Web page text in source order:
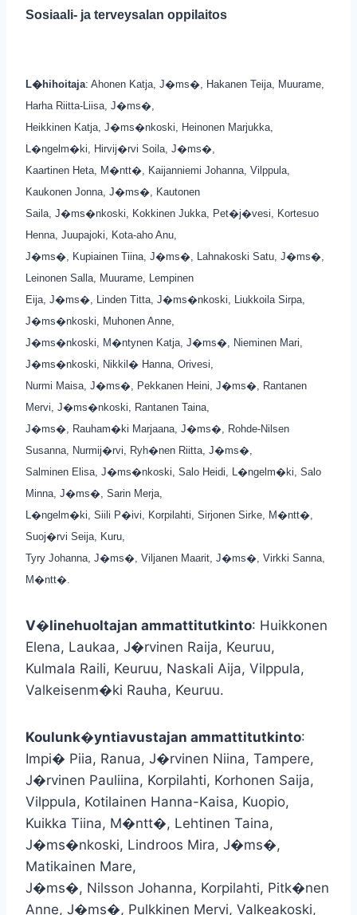
Sosiaali- ja terveysalan oppilaitos
L�hihoitaja: Ahonen Katja, J�ms�, Hakanen Teija, Muurame,
Harha Riitta-Liisa, J�ms�,
Heikkinen Katja, J�ms�nkoski, Heinonen Marjukka,
L�ngelm�ki, Hirvij�rvi Soila, J�ms�,
Kaartinen Heta, M�ntt�, Kaijanniemi Johanna, Vilppula,
Kaukonen Jonna, J�ms�, Kautonen
Saila, J�ms�nkoski, Kokkinen Jukka, Pet�j�vesi, Kortesuo
Henna, Juupajoki, Kota-aho Anu,
J�ms�, Kupiainen Tiina, J�ms�, Lahnakoski Satu, J�ms�,
Leinonen Salla, Muurame, Lempinen
Eija, J�ms�, Linden Titta, J�ms�nkoski, Liukkoila Sirpa,
J�ms�nkoski, Muhonen Anne,
J�ms�nkoski, M�ntynen Katja, J�ms�, Nieminen Mari,
J�ms�nkoski, Nikkil� Hanna, Orivesi,
Nurmi Maisa, J�ms�, Pekkanen Heini, J�ms�, Rantanen
Mervi, J�ms�nkoski, Rantanen Taina,
J�ms�, Rauham�ki Marjaana, J�ms�, Rohde-Nilsen
Susanna, Nurmij�rvi, Ryh�nen Riitta, J�ms�,
Salminen Elisa, J�ms�nkoski, Salo Heidi, L�ngelm�ki, Salo
Minna, J�ms�, Sarin Merja,
L�ngelm�ki, Siili P�ivi, Korpilahti, Sirjonen Sirke, M�ntt�,
Suoj�rvi Seija, Kuru,
Tyry Johanna, J�ms�, Viljanen Maarit, J�ms�, Virkki Sanna,
M�ntt�.
V�linehuoltajan ammattitutkinto: Huikkonen
Elena, Laukaa, J�rvinen Raija, Keuruu,
Kulmala Raili, Keuruu, Naskali Aija, Vilppula,
Valkeisenm�ki Rauha, Keuruu.
Koulunk�yntiavustajan ammattitutkinto:
Impi� Piia, Ranua, J�rvinen Niina, Tampere,
J�rvinen Pauliina, Korpilahti, Korhonen Saija,
Vilppula, Kotilainen Hanna-Kaisa, Kuopio,
Kuikka Tiina, M�ntt�, Lehtinen Taina,
J�ms�nkoski, Lindroos Mira, J�ms�,
Matikainen Mare,
J�ms�, Nilsson Johanna, Korpilahti, Pitk�nen
Anne, J�ms�, Pulkkinen Mervi, Valkeakoski,